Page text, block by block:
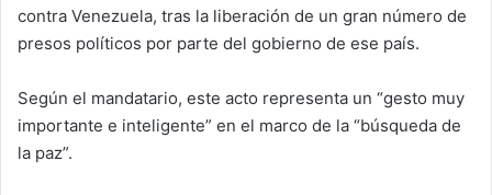
contra Venezuela, tras la liberación de un gran número de
presos políticos por parte del gobierno de ese país.
Según el mandatario, este acto representa un “gesto muy
importante e inteligente” en el marco de la “búsqueda de
la paz”.